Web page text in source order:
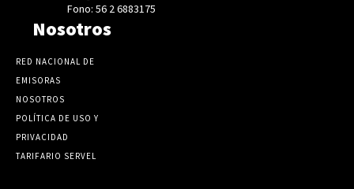
Fono: 56 2 6883175
Nosotros
RED NACIONAL DE
EMISORAS
NOSOTROS
POLÍTICA DE USO Y
PRIVACIDAD
TARIFARIO SERVEL